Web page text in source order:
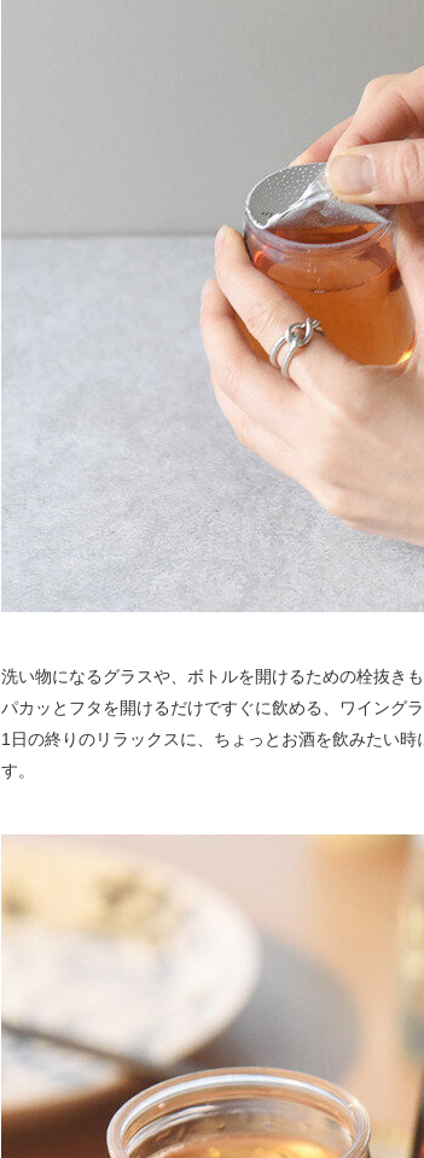
洗い物になるグラスや、ボトルを開けるための栓抜きも
パカッとフタを開けるだけですぐに飲める、ワイング
1日の終りのリラックスに、ちょっとお酒を飲みたい
す。